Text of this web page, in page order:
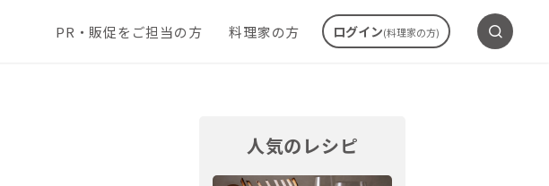
PR・販促をご担当の方 料理家の方 ログイン(料理家の方)
人気のレシピ